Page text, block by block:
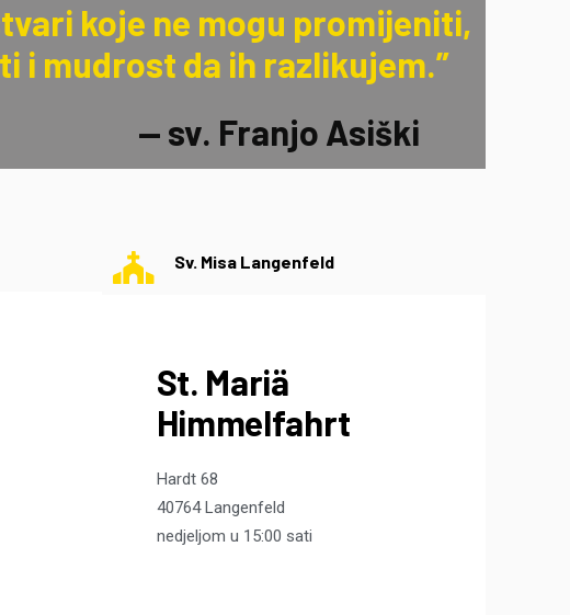
koje ne mogu promijeniti,
i mudrost da ih razlikujem.”
— sv. Franjo Asiški
Sv. Misa Langenfeld
St. Mariä
Himmelfahrt
Hardt 68
40764 Langenfeld
nedjeljom u 15:00 sati